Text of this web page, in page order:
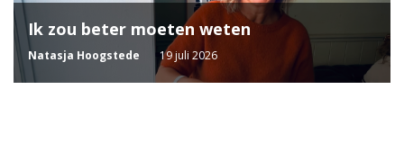
Ik zou beter moeten weten
Natasja Hoogstede 19 juli 2026